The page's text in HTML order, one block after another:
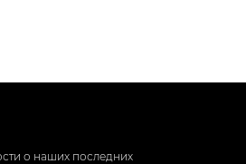
о наших последних